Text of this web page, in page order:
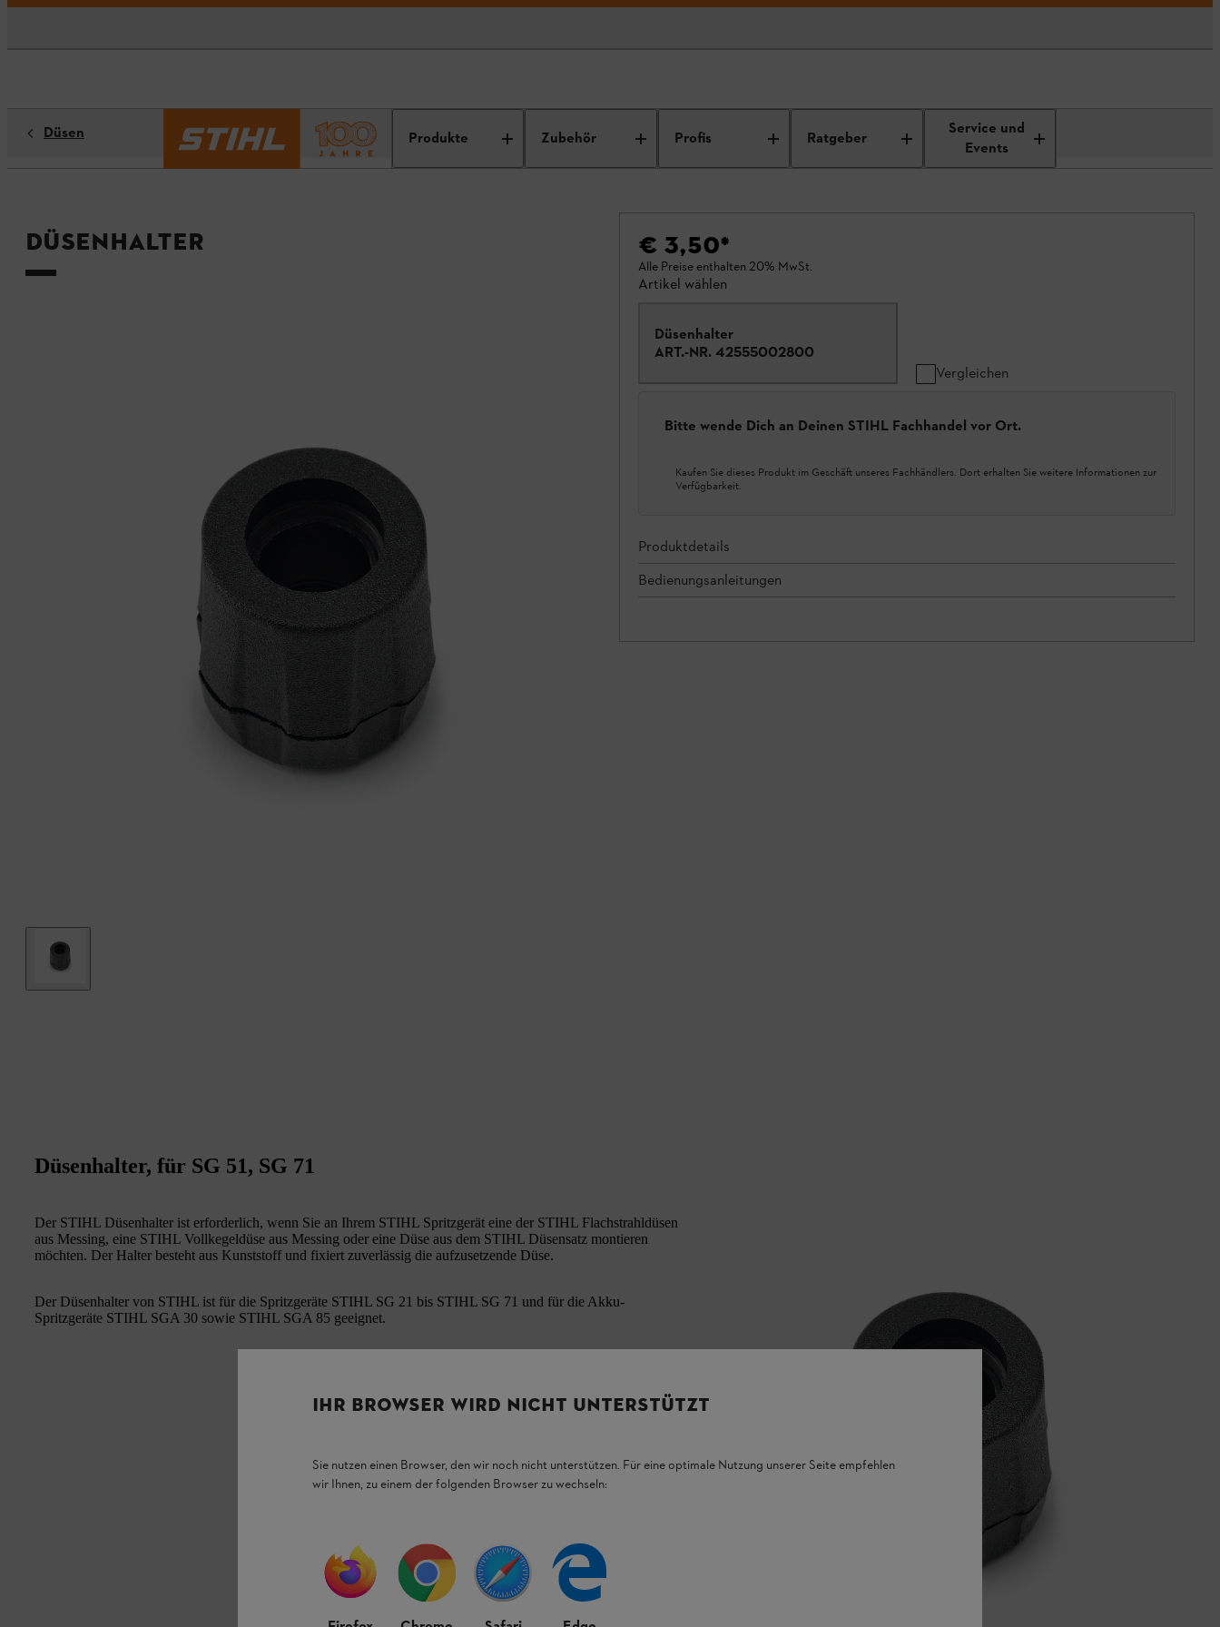
Produkte Zubehör Profis Ratgeber
Service und
Events
Düsen
Düsenhalter € 3,50*
Alle Preise enthalten 20% MwSt.
Artikel wählen
Düsenhalter
ART.-NR. 42555002800
Vergleichen
Bitte wende Dich an Deinen STIHL Fachhandel vor Ort.
Kaufen Sie dieses Produkt im Geschäft unseres Fachhändlers. Dort erhalten Sie weitere Informationen zur
Verfügbarkeit.
Produktdetails
Bedienungsanleitungen
Düsenhalter, für SG 51, SG 71
Der STIHL Düsenhalter ist erforderlich, wenn Sie an Ihrem STIHL Spritzgerät eine der STIHL Flachstrahldüsen
aus Messing, eine STIHL Vollkegeldüse aus Messing oder eine Düse aus dem STIHL Düsensatz montieren
möchten. Der Halter besteht aus Kunststoff und fixiert zuverlässig die aufzusetzende Düse.
Der Düsenhalter von STIHL ist für die Spritzgeräte STIHL SG 21 bis STIHL SG 71 und für die Akku-
Spritzgeräte STIHL SGA 30 sowie STIHL SGA 85 geeignet.
IHR BROWSER WIRD NICHT UNTERSTÜTZT
Sie nutzen einen Browser, den wir noch nicht unterstützen. Für eine optimale Nutzung unserer Seite empfehlen
wir Ihnen, zu einem der folgenden Browser zu wechseln: